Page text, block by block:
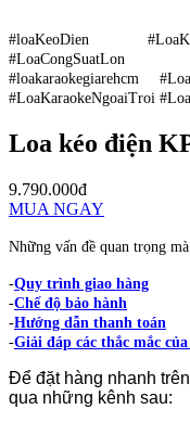
#loaKeoDien
#loakaraokegiarehcm
#LoaKaraokeNgoaiTroi
Loa kéo điện
9.790.000đ
MUA NGAY
Những vấn đề quan trọng
-Quy trình giao hàng
-Chế độ bảo hành
-Hướng dẫn thanh toán
-Giải đáp các thắc mắc
Để đặt hàng nhanh trên
qua những kênh sau: